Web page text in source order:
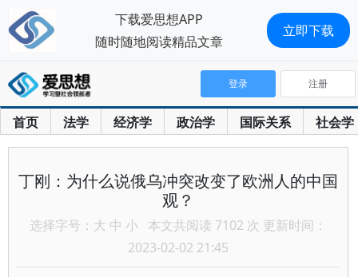
首页 法学 经济学 政治学 国际关系 社会学
登录 注册
丁刚：为什么说俄乌冲突改变了欧洲人的中国
观？
选择字号： 大 中 小 本文共阅读 7102 次 更新时间：
2023-02-02 21:45
下载爱思想APP
随时随地阅读精品文章
立即下载